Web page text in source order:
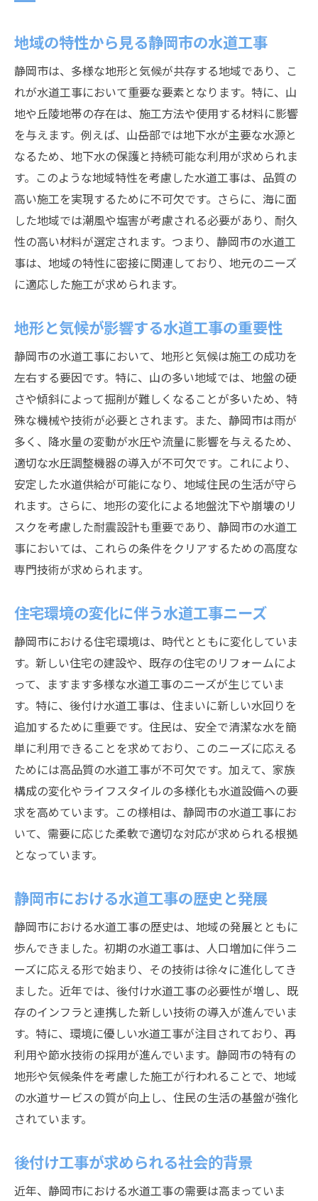
高品質な施工を支える技術者のスキル
独自技術で実現する水道工事の効率化
静岡市に特化した技術の紹介
施工技術の進化と安全性の向上
技術革新がもたらす住環境の向上
静岡市での水道工事後付けがもたらす安心と安
全
地域住民に安心を提供する水道工事
水質管理と安全基準の徹底
後付け工事が災害に強い生活基盤を構築
安全な水供給を実現するための取り組み
住民の安心に直結する施工品質
高品質な後付け水道工事を支える技術の秘密
高精度な施工を支える技術の裏側
水道工事における品質管理の徹底
先端技術がもたらす施工の正確さ
技術者の熟練度が左右する施工品質
高品質を実現するための技術革新
施工技術と材料選定のポイント
地形と気候に対応する静岡市の水道工事の工夫
地形に合わせた施工方法の工夫
気候変化に対応する水道システム設計
自然環境を活かした水道工事の工夫
静岡市特有の気候に対応する技術
環境変化に強い水道インフラの構築
住民のニーズに応える静岡市の後付け水道工事
住民との対話を重視した工事計画
ニーズに応じた柔軟な施工対応
生活スタイルに合わせた水道工事
住民の声を反映した施工内容
安心感を提供する住民対応の工夫
地域密着型の水道工事の実現
静岡市での後付け水道工事が快適な生活を実現
快適な生活を支える水道システムの進化
後付け工事がもたらす生活の利便性向上
住環境の改善に寄与する水道工事
効率的な水供給システムの確立
現代生活に適応した水道インフラの整備
快適な暮らしを実現する施工の工夫
専門技術と地元理解が鍵静岡市の水道工事後付
け
地元の特性を熟知した技術者の役割
地域理解を基盤にした施工計画
地域密着型の技術提供の意義
地元理解がもたらす施工の成功例
地域の特性から見る静岡市の水道工事
静岡市は、多様な地形と気候が共存する地域であり、こ
れが水道工事において重要な要素となります。特に、山
地や丘陵地帯の存在は、施工方法や使用する材料に影響
を与えます。例えば、山岳部では地下水が主要な水源と
なるため、地下水の保護と持続可能な利用が求められま
す。このような地域特性を考慮した水道工事は、品質の
高い施工を実現するために不可欠です。さらに、海に面
した地域では潮風や塩害が考慮される必要があり、耐久
性の高い材料が選定されます。つまり、静岡市の水道工
事は、地域の特性に密接に関連しており、地元のニーズ
に適応した施工が求められます。
地形と気候が影響する水道工事の重要性
静岡市の水道工事において、地形と気候は施工の成功を
左右する要因です。特に、山の多い地域では、地盤の硬
さや傾斜によって掘削が難しくなることが多いため、特
殊な機械や技術が必要とされます。また、静岡市は雨が
多く、降水量の変動が水圧や流量に影響を与えるため、
適切な水圧調整機器の導入が不可欠です。これにより、
安定した水道供給が可能になり、地域住民の生活が守ら
れます。さらに、地形の変化による地盤沈下や崩壊のリ
スクを考慮した耐震設計も重要であり、静岡市の水道工
事においては、これらの条件をクリアするための高度な
専門技術が求められます。
住宅環境の変化に伴う水道工事ニーズ
静岡市における住宅環境は、時代とともに変化していま
す。新しい住宅の建設や、既存の住宅のリフォームによ
って、ますます多様な水道工事のニーズが生じていま
す。特に、後付け水道工事は、住まいに新しい水回りを
追加するために重要です。住民は、安全で清潔な水を簡
単に利用できることを求めており、このニーズに応える
ためには高品質の水道工事が不可欠です。加えて、家族
構成の変化やライフスタイルの多様化も水道設備への要
求を高めています。この様相は、静岡市の水道工事にお
いて、需要に応じた柔軟で適切な対応が求められる根拠
となっています。
静岡市における水道工事の歴史と発展
静岡市における水道工事の歴史は、地域の発展とともに
歩んできました。初期の水道工事は、人口増加に伴うニ
ーズに応える形で始まり、その技術は徐々に進化してき
ました。近年では、後付け水道工事の必要性が増し、既
存のインフラと連携した新しい技術の導入が進んでいま
す。特に、環境に優しい水道工事が注目されており、再
利用や節水技術の採用が進んでいます。静岡市の特有の
地形や気候条件を考慮した施工が行われることで、地域
の水道サービスの質が向上し、住民の生活の基盤が強化
されています。
後付け工事が求められる社会的背景
近年、静岡市における水道工事の需要は高まっていま